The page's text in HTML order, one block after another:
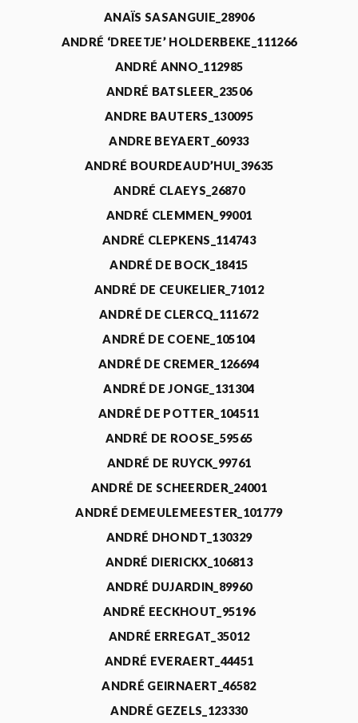
ANAÏS SASANGUIE_28906
ANDRÉ ‘DREETJE’ HOLDERBEKE_111266
ANDRÉ ANNO_112985
ANDRÉ BATSLEER_23506
ANDRE BAUTERS_130095
ANDRE BEYAERT_60933
ANDRÉ BOURDEAUD’HUI_39635
ANDRÉ CLAEYS_26870
ANDRÉ CLEMMEN_99001
ANDRÉ CLEPKENS_114743
ANDRÉ DE BOCK_18415
ANDRÉ DE CEUKELIER_71012
ANDRÉ DE CLERCQ_111672
ANDRÉ DE COENE_105104
ANDRÉ DE CREMER_126694
ANDRÉ DE JONGE_131304
ANDRÉ DE POTTER_104511
ANDRÉ DE ROOSE_59565
ANDRÉ DE RUYCK_99761
ANDRÉ DE SCHEERDER_24001
ANDRÉ DEMEULEMEESTER_101779
ANDRÉ DHONDT_130329
ANDRÉ DIERICKX_106813
ANDRÉ DUJARDIN_89960
ANDRÉ EECKHOUT_95196
ANDRÉ ERREGAT_35012
ANDRÉ EVERAERT_44451
ANDRÉ GEIRNAERT_46582
ANDRÉ GEZELS_123330